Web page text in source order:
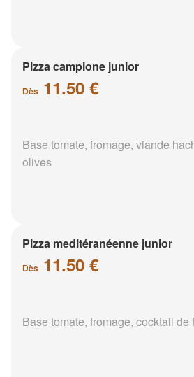
Pizza campione junior
Dès 11.50 €
Base tomate, fromage, viande
olives
Pizza meditéranéenne junior
Dès 11.50 €
Base tomate, fromage, cocktail de